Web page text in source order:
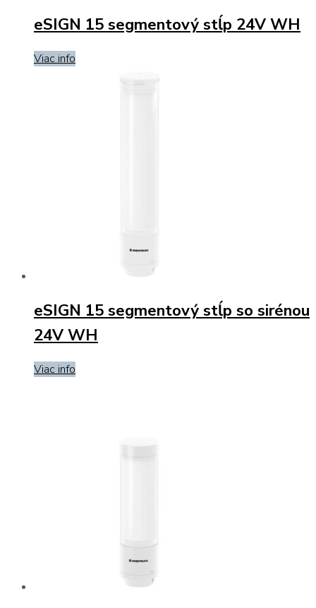
eSIGN 15 segmentový stĺp 24V WH
Viac info
eSIGN 15 segmentový stĺp so sirénou
24V WH
Viac info